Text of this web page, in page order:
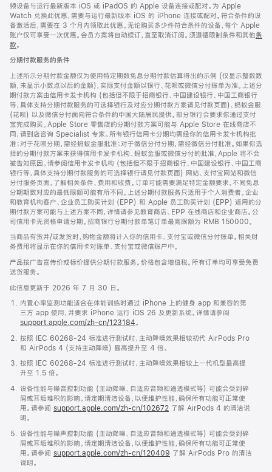
频设备与运行最新版本 iOS 或 iPadOS 的 Apple 设备连接或配对。为 Apple
Watch 兑换此优惠，需要与运行最新版本 iOS 的 iPhone 连接或配对。符合条件的设
备激活后，需要在 3 个月内领取此优惠。无论购买多少件符合条件的设备，每个 Apple
账户仅可享受一次优惠。会员方案将自动续订，直至取消订阅。须遵循限制条件和其他条
款。
窗
口
中
打
开)
分期付款服务的条件
上述所示分期付款金额仅为使用特定期数免息分期付款估算得出的示例 (仅显示整数数
额，未显示小数点以后的金额)，实际支付金额以银行、花呗或微信分付账单为准。上述分
期付款方案由信用卡发卡机构 (包括但不限于招商银行、中国建设银行、中国工商银行
等，具体支持分期付款服务的可选择银行及对应分期付款方案请见付款页面)、蚂蚁金服
(花呗) 以及微信分付面向符合条件的中国大陆居民提供。部分银行会要求你通过支付
宝完成购买。Apple Store 零售店的分期付款方案可能与 Apple Store 在线商店不
同，请到店咨询 Specialist 专家。所有银行信用卡分期均需经你的信用卡发卡机构批
准；对于花呗分期，需经蚂蚁金服批准；对于微信分付分期，需经微信分付批准。如果你选
择的分期付款方案未获得信用卡发卡机构、蚂蚁金服或微信分付的批准，Apple 将不会
被告知原因。请参阅信用卡发卡机构 (包括但不限于招商银行、中国建设银行、中国工商
银行等，具体支持分期付款服务的可选择银行请见付款页面) 网站、支付宝网站和微信
分付服务页面，了解相关条件、费用和收费。订单可能需要满足特定金额要求，不同免息
分期期数对应的最低限额可能有所不同。上述分期付款服务只适用于个人消费者。企业
和教育机构客户、企业员工购买计划 (EPP) 和 Apple 员工购买计划 (EPP) 适用的分
期付款方案可能与上述方案不同，详情请参见教育商店、EPP 在线商店和企业商店。公
司信用卡无资格申请分期。招商银行分期付款单笔订单最高限额为 RMB 150000。
当商品有货并/或发货时，购物金额将计入你的信用卡、支付宝或微信分付账单。相关财
务费用将显示在你的信用卡对账单、支付宝或微信账户中。
产品按广告宣传价或标价提供分期付款服务。价格包含增值税。所有订单均可享受免费
送货服务。
此信息更新于 2026 年 7 月 30 日。
内置心率监测功能适合在体能训练时通过 iPhone 上的健身 app 和兼容的第
三方 app 使用，并要求 iPhone 运行 iOS 26 及更新系统。详情请参阅
support.apple.com/zh-cn/123184。
按照 IEC 60268-24 标准进行测试时，主动降噪效果相较初代 AirPods Pro
和 AirPods 4 (支持主动降噪) 最高提升至 4 倍。
按照 IEC 60268-24 标准进行测试时，主动降噪效果相较上一代机型最高提
升至 1.5 倍。
设备性能与噪音控制功能 (主动降噪、自适应音频和通透模式等) 可能会受到碎
屑或耳垢堆积的影响。请定期清洁设备，以便维护性能，确保所有功能可正常使
用。请参阅 support.apple.com/zh-cn/102672 了解 AirPods 4 的清洁说
明。
设备性能与噪声控制功能 (主动降噪、自适应音频和通透模式等) 可能会受到碎
屑或耳垢堆积的影响。请定期清洁设备，以便维护性能，确保所有功能可正常使
用。请参阅 support.apple.com/zh-cn/120409 了解 AirPods Pro 的清洁
说明。